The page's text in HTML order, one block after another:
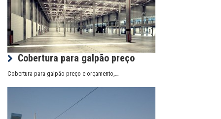
Cobertura para galpão preço
Cobertura para galpão preço e orçamento,…